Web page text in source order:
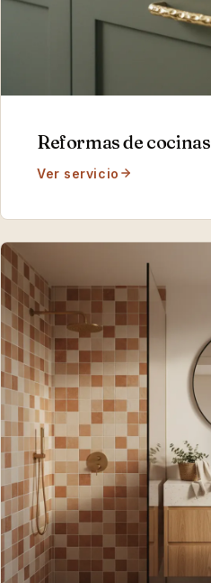
Reformas de cocinas
Ver servicio